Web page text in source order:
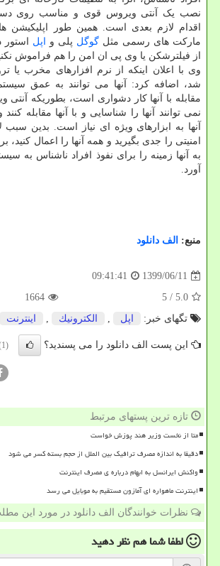
نصب یک آنتی ویروس قوی و مناسب روی
اقدام لازم بعدی است. همین طور اپلیکیشن
مارکت های رسمی مثل گوگل پلی و اپل استور
از فیلترشکن یا وی پی ان امن را هم فراموش
وی با اعلان اینکه از نرم افزارهای مخرب یا
شد، اضافه کرد: آنها می توانند به عمق
مقابله با آنها کار دشواری است، بطوریکه
نمی توانند آنها را شناسایی و با آنها مقابله
آنها به ابزارهای ویژه ای نیاز است. بدین
امنیتی را جدی بگیرید و همه آنها را اعمال کنید،
به آنها زمینه را برای نفوذ افراد ناشناس به
آورد.
منبع: الف دانلود
1399/06/11
09:41:41
5.0
/ 5
1664
تگهای خبر:
اپل , الكترونیك , اینترنت
این پست الف دانلود را می پسندید؟ (1)
تازه ترین پستهای مرتبط
متا از نخست وزیر هند پوزش خواست
دقیقا به اندازه مصرف ترافیک بین الملل از حجم بسته کسر می شود
واکنش ایرانسل به ابهام درباره ی مصرف اینترنت
اینترنت ماهواره ای آمازون مستقیم به موبایل می رسد
نظرات خوانندگان الف دانلود در مورد این
لطفا شما همنظر دهید